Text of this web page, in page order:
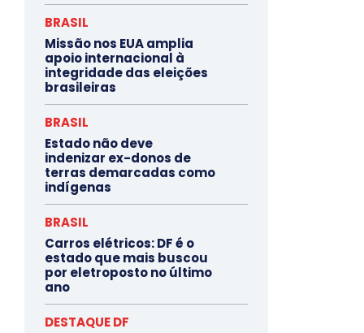
BRASIL
Missão nos EUA amplia
apoio internacional à
integridade das eleições
brasileiras
BRASIL
Estado não deve
indenizar ex-donos de
terras demarcadas como
indígenas
BRASIL
Carros elétricos: DF é o
estado que mais buscou
por eletroposto no último
ano
DESTAQUE DF